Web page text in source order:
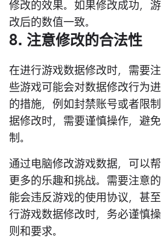
修改的效果。如果修改成功，
改后的数值一致。
8. 注意修改的合法性
在进行游戏数据修改时，需要
些游戏可能会对数据修改行为
的措施，例如封禁账号或者限
据修改时，需要谨慎操作，避
制。
通过电脑修改游戏数据，可以
更多的乐趣和挑战。需要注意
能会违反游戏的使用协议，甚
行游戏数据修改时，务必谨慎
则和要求。